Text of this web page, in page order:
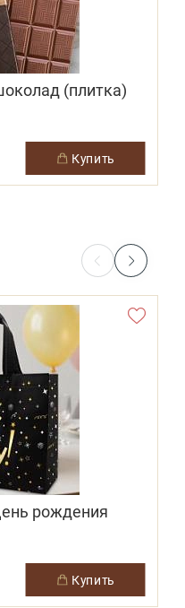
(плитка)
купить
рождения
купить